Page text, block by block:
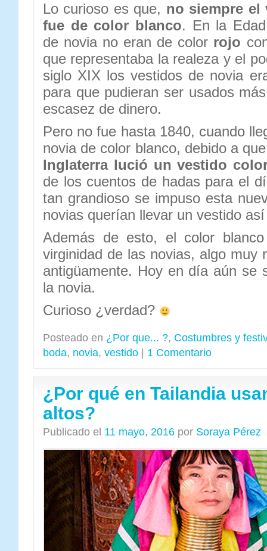
Lo curioso es que, no siempre el
fue de color blanco. En la
de novia no eran de color rojo
que representaba la realeza y el
siglo XIX los vestidos de novia
para que pudieran ser usados
escasez de dinero.
Pero no fue hasta 1840, cuando
novia de color blanco, debido a
Inglaterra lució un vestido
de los cuentos de hadas para el
tan grandioso se impuso esta
novias querían llevar un vestido
Además de esto, el color
virginidad de las novias, algo muy
antigüamente. Hoy en día aún se
la novia.
Curioso ¿verdad?
Posteado en ¿Por que... ?, Costumbres y
boda, novia, vestido 1 Comentario
¿Por qué en Tailandia
altos?
Publicado el 11 mayo, 2016 por Soraya Pérez